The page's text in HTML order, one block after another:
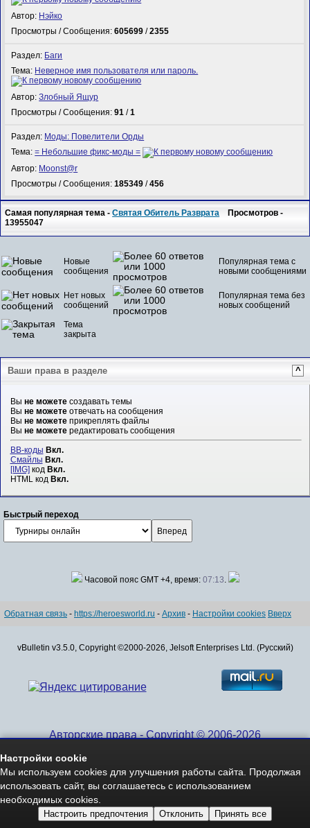
Автор: Нэйко
Просмотры / Сообщения:605699 /2355
Раздел: Баги
Тема: Неверное имя пользователя или пароль.
Автор:Злобный Ящур
Просмотры / Сообщения:91 /1
Раздел: Моды: Повелители Орды
Тема:= Небольшие фикс-моды =
Автор: Mооnst@r
Просмотры / Сообщения:185349 /456
Самая популярная тема -Святая Обитель Разврата Просмотров -
13955047
Новые
сообщения
Популярная тема с
новыми сообщениями
Нет новых
сообщений
Популярная тема без
новых сообщений
Тема
закрыта
Ваши права в разделе ^
Вы не можетесоздавать темы
Вы не можетеотвечать на сообщения
Вы не можетеприкреплять файлы
Вы не можетередактировать сообщения
BB-коды Вкл.
Смайлы Вкл.
[IMG]код Вкл.
HTML код Вкл.
Быстрый переход
Часовой пояс GMT +4, время: 07:13.
Обратная связь - https://heroesworld.ru - Архив - Настройки cookies Вверх
vBulletin v3.5.0, Copyright ©2000-2026, Jelsoft Enterprises Ltd. (Русский)
Авторские права - Copyright © 2006-2026
Настройки cookie
Мы используем cookies для улучшения работы сайта. Продолжая
использовать сайт, вы соглашаетесь с использованием
необходимых cookies.
Настроить предпочтения Отклонить Принять все